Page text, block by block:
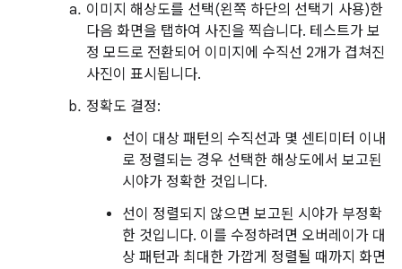
이미지 해상도를 선택(왼쪽 하단의 선택기 사용)한
다음 화면을 탭하여 사진을 찍습니다. 테스트가 보
정 모드로 전환되어 이미지에 수직선 2개가 겹쳐진
사진이 표시됩니다.
정확도 결정:
선이 대상 패턴의 수직선과 몇 센티미터 이내
로 정렬되는 경우 선택한 해상도에서 보고된
시야가 정확한 것입니다.
선이 정렬되지 않으면 보고된 시야가 부정확
한 것입니다. 이를 수정하려면 오버레이가 대
상 패턴과 최대한 가깝게 정렬될 때까지 화면